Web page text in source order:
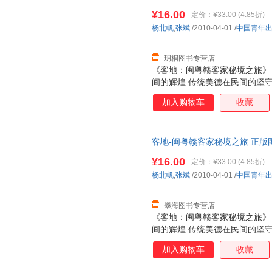
《客地：闽粤赣客家秘境之旅
间的辉煌 传统美德在民间的坚
的人文地理 陆海交汇凝聚的斑
有的心灵桃潭 推开那扇古老的
¥16.00 定价： ¥33.00 (4.85折)
玥桐图书专营店
杨北帆,张斌 /2010-04-01 /中国青年
加入购物车 收藏
客地-闽粤赣客家秘境之旅 正版
《客地：闽粤赣客家秘境之旅
间的辉煌 传统美德在民间的坚
的人文地理 陆海交汇凝聚的斑
有的心灵桃潭 推开那扇古老的
¥16.00 定价： ¥33.00 (4.85折)
墨海图书专营店
杨北帆,张斌 /2010-04-01 /中国青年
加入购物车 收藏